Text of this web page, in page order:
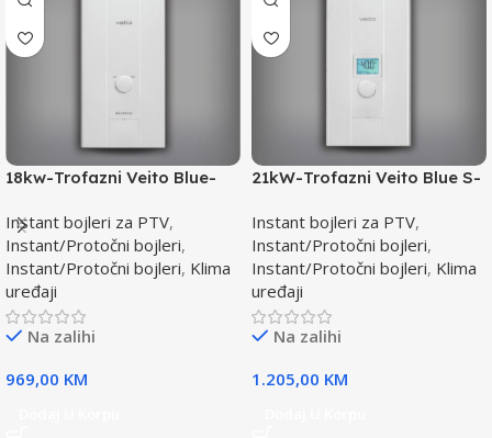
18kw-Trofazni Veito Blue-
Instant bojleri za PTV,
Instant/Protočni bojleri,
Instant/Protočni bojleri, Klima
uređaji
Na zalihi
969,00 KM
21kW-Trofazni Veito Blue S-
Instant bojleri za PTV,
Instant/Protočni bojleri,
Instant/Protočni bojleri, Klima
uređaji
Na zalihi
1.205,00 KM